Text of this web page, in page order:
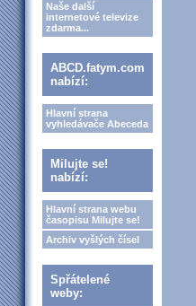
Naše další
internetové televize
zdarma...
ABCD.fatym.com
nabízí:
Hlavní strana
vyhledávače Abeceda
Milujte se!
nabízí:
Hlavní strana webu
časopisu Milujte se!
Archiv vyšlých čísel
Spřátelené
weby: